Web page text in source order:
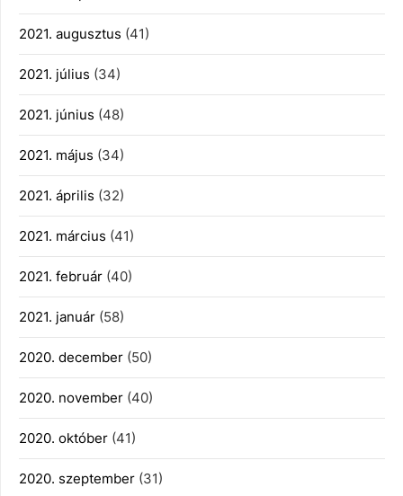
2021. augusztus (41)
2021. július (34)
2021. június (48)
2021. május (34)
2021. április (32)
2021. március (41)
2021. február (40)
2021. január (58)
2020. december (50)
2020. november (40)
2020. október (41)
2020. szeptember (31)